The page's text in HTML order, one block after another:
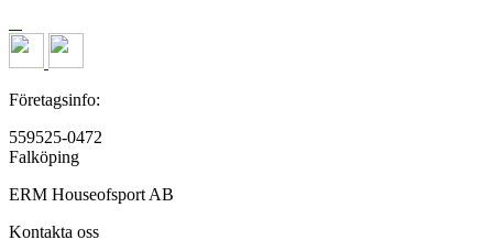
Företagsinfo:
559525-0472
Falköping
ERM Houseofsport AB
Kontakta oss